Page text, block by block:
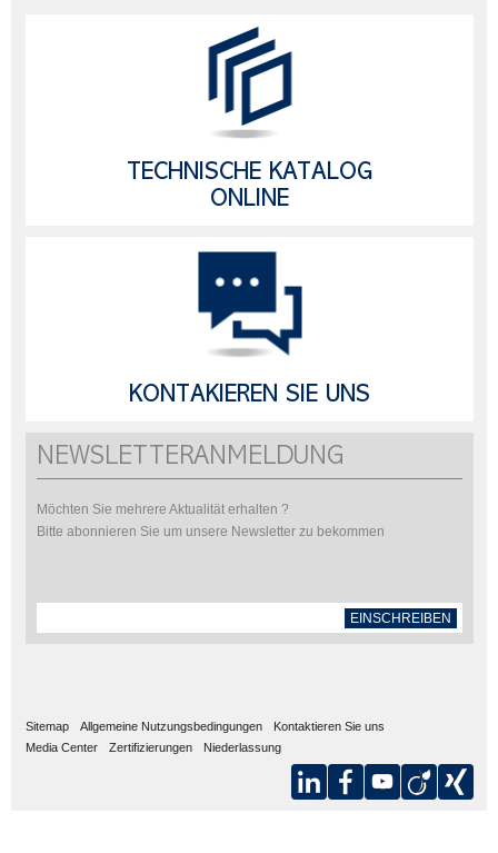
TECHNISCHE KATALOG
ONLINE
KONTAKIEREN SIE UNS
NEWSLETTERANMELDUNG
Möchten Sie mehrere Aktualität erhalten ?
Bitte abonnieren Sie um unsere Newsletter zu bekommen
EINSCHREIBEN
Sitemap Allgemeine Nutzungsbedingungen
Kontaktieren Sie uns
Media Center
Zertifizierungen Niederlassung